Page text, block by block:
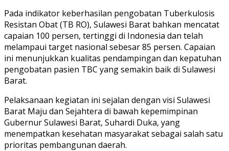
Pada indikator keberhasilan pengobatan Tuberkulosis
Resistan Obat (TB RO), Sulawesi Barat bahkan mencatat
capaian 100 persen, tertinggi di Indonesia dan telah
melampaui target nasional sebesar 85 persen. Capaian
ini menunjukkan kualitas pendampingan dan kepatuhan
pengobatan pasien TBC yang semakin baik di Sulawesi
Barat.
Pelaksanaan kegiatan ini sejalan dengan visi Sulawesi
Barat Maju dan Sejahtera di bawah kepemimpinan
Gubernur Sulawesi Barat, Suhardi Duka, yang
menempatkan kesehatan masyarakat sebagai salah satu
prioritas pembangunan daerah.